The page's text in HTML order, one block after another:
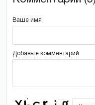
Ваше имя
Добавьте комментарий